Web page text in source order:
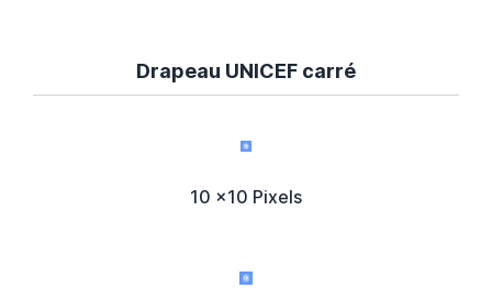
Drapeau UNICEF carré
10 x10 Pixels